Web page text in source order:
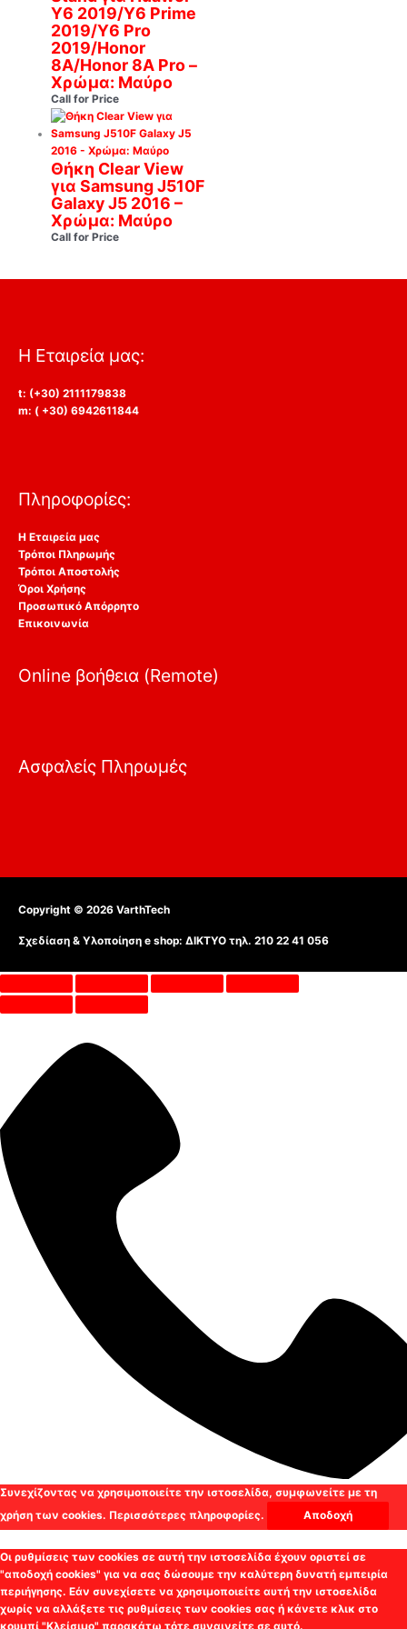
Y6 2019/Y6 Prime
2019/Y6 Pro
2019/Honor
8A/Honor 8A Pro –
Χρώμα: Μαύρο
Call for Price
Θήκη Clear View
για Samsung J510F
Galaxy J5 2016 –
Χρώμα: Μαύρο
Call for Price
Η Εταιρεία μας:
t: (+30) 2111179838
m: ( +30) 6942611844
Πληροφορίες:
Η Εταιρεία μας
Τρόποι Πληρωμής
Τρόποι Αποστολής
Όροι Χρήσης
Προσωπικό Απόρρητο
Επικοινωνία
Online βοήθεια (Remote)
Ασφαλείς Πληρωμές
Copyright © 2026 VarthTech
Σχεδίαση & Υλοποίηση e shop: ΔΙΚΤΥΟ τηλ. 210 22 41 056
Συνεχίζοντας να χρησιμοποιείτε την ιστοσελίδα, συμφωνείτε με τη
χρήση των cookies. Περισσότερες πληροφορίες. Αποδοχή
Οι ρυθμίσεις των cookies σε αυτή την ιστοσελίδα έχουν οριστεί σε
"αποδοχή cookies" για να σας δώσουμε την καλύτερη δυνατή εμπειρία
περιήγησης. Εάν συνεχίσετε να χρησιμοποιείτε αυτή την ιστοσελίδα
χωρίς να αλλάξετε τις ρυθμίσεις των cookies σας ή κάνετε κλικ στο
κουμπί "Κλείσιμο" παρακάτω τότε συναινείτε σε αυτό.